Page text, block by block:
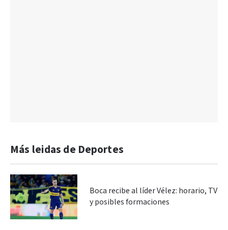
Más leidas de Deportes
Boca recibe al líder Vélez: horario, TV
y posibles formaciones